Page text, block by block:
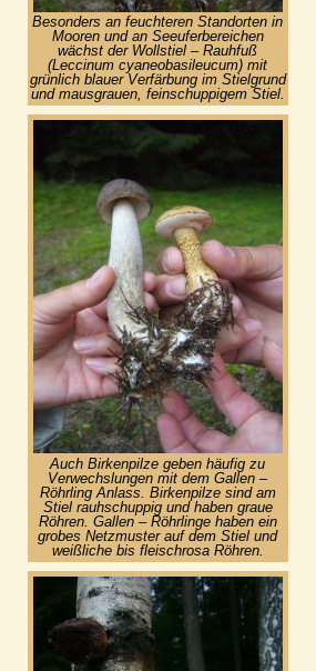
Besonders an feuchteren Standorten in
Mooren und an Seeuferbereichen
wächst der Wollstiel – Rauhfuß
(Leccinum cyaneobasileucum) mit
grünlich blauer Verfärbung im Stielgrund
und mausgrauen, feinschuppigem Stiel.
Auch Birkenpilze geben häufig zu
Verwechslungen mit dem Gallen –
Röhrling Anlass. Birkenpilze sind am
Stiel rauhschuppig und haben graue
Röhren. Gallen – Röhrlinge haben ein
grobes Netzmuster auf dem Stiel und
weißliche bis fleischrosa Röhren.